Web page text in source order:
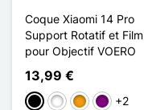
Coque Xiaomi 14 Pro
Support Rotatif et Film
pour Objectif VOERO
13,99 €
Schwarz
WeißOrangeViolett
+2